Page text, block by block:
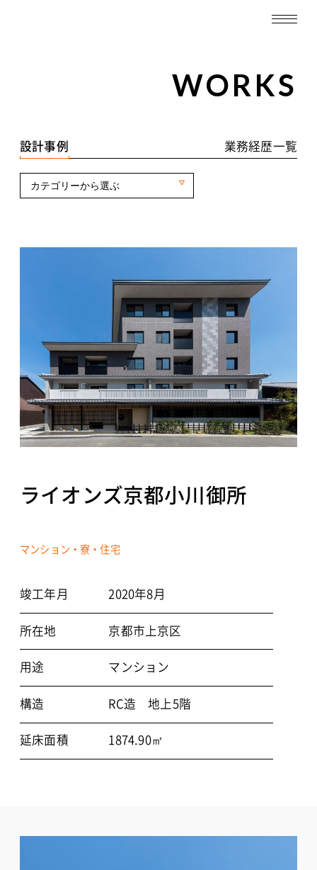
業務経歴一覧
ABOUT
SERVICE
NEWS
CONTACT
個人情報保護方針
WORKS
設計事例 業務経歴一覧
カテゴリーから選ぶ
ライオンズ京都小川御所
マンション・寮・住宅
竣工年月 2020年8月
所在地 京都市上京区
用途 マンション
構造 RC造 地上5階
延床面積 1874.90㎡